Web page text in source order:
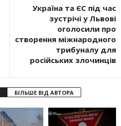
Україна та ЄС під час
зустрічі у Львові
оголосили про
створення міжнародного
трибуналу для
російських злочинців
БІЛЬШЕ ВІД АВТОРА